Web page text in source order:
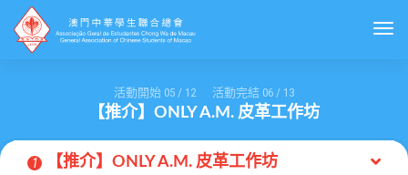
活動開始 05 / 12 活動完結 06 / 13
【推介】ONLY A.M. 皮革工作坊
1 【推介】ONLY A.M. 皮革工作坊